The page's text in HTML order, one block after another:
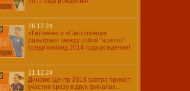
26.12.24
«Гатчина» и «Сестрорецк»
разыграют между собой "золото"
среди команд 2014 года рождения!
21.12.24
Динамо Центр 2013 завтра примет
участие сразу в двух финалах...